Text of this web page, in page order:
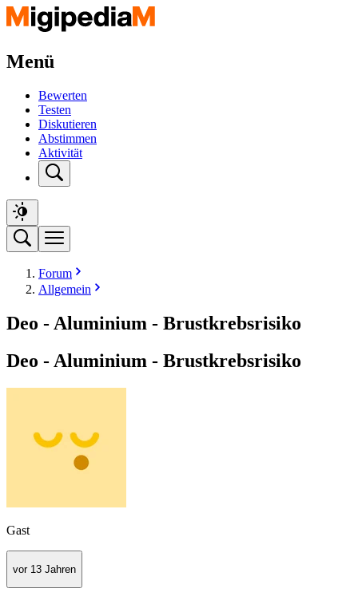
Menü
Bewerten
Testen
Diskutieren
Abstimmen
Aktivität
Forum
Allgemein
Deo - Aluminium - Brustkrebsrisiko
Deo - Aluminium - Brustkrebsrisiko
Gast
vor 13 Jahren